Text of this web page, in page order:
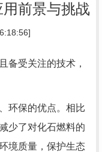
前景与挑战
备受关注的技术，
环保的优点。相比
少了对化石燃料的
境质量，保护生态